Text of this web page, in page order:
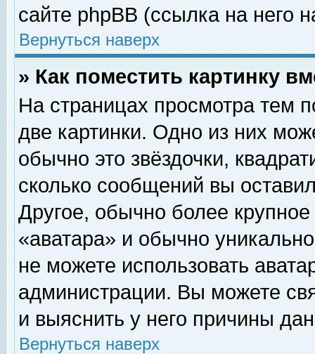
сайте phpBB (ссылка на него
Вернуться наверх
» Как поместить картинку
На страницах просмотра тем
две картинки. Одно из них
обычно это звёздочки,
сколько сообщений вы
Другое, обычно более
«аватара» и обычно
не можете использовать
администрации. Вы можете
и выяснить у него причины
Вернуться наверх